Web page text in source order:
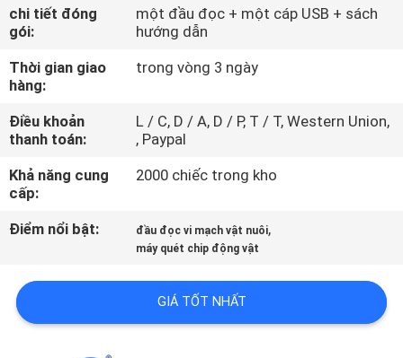
THAM
QUAN
NHÀ
MÁY
KIỂM
SOÁT
CHẤT
LIÊN
chi tiết đóng
gói:
một đầu đọc + một cáp USB + sách
hướng dẫn
Thời gian giao
hàng:
trong vòng 3 ngày
Điều khoản
thanh toán:
L / C, D / A, D / P, T / T, Western Union,
, Paypal
Khả năng cung
cấp:
2000 chiếc trong kho
Điểm nổi bật: đầu đọc vi mạch vật nuôi,
máy quét chip động vật
GIÁ TỐT NHẤT